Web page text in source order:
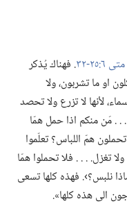
متى ٦:‏٢٥-‏٣٢
‏.‏ فهناك يُذكر
او ما تشربون،‏ ولا
لأنها لا تزرع ولا تحصد
.‏ .‏ .‏ مَن منكم اذا حمل همّا
همّ اللباس؟‏ تعلّموا
تغزل.‏ .‏ .‏ .‏ فلا تحملوا همّا
نلبس؟‏›.‏ فهذه كلها تسعى
الى هذه كلها».‏